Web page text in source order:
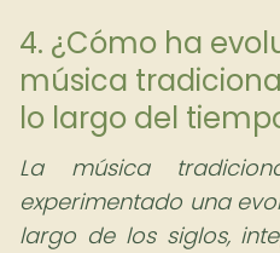
4. ¿Cómo ha
música
lo largo del
La música
experimentado una
largo de los siglos,